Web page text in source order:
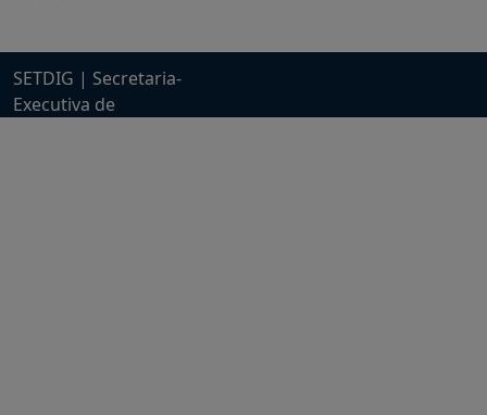
SETDIG | Secretaria-
Executiva de